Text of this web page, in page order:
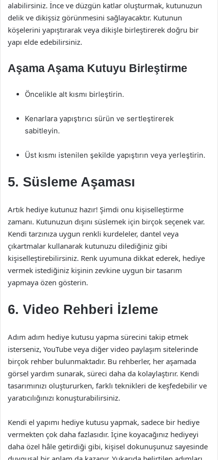
alabilirsiniz. İnce ve düzgün katlar oluşturmak, kutunuzun
delik ve dikişsiz görünmesini sağlayacaktır. Kutunun
köşelerini yapıştırarak veya dikişle birleştirerek doğru bir
yapı elde edebilirsiniz.
Aşama Aşama Kutuyu Birleştirme
Öncelikle alt kısmı birleştirin.
Kenarlara yapıştırıcı sürün ve sertleştirerek
sabitleyin.
Üst kısmı istenilen şekilde yapıştırın veya yerleştirin.
5. Süsleme Aşaması
Artık hediye kutunuz hazır! Şimdi onu kişiselleştirme
zamanı. Kutunuzun dışını süslemek için birçok seçenek var.
Kendi tarzınıza uygun renkli kurdeleler, dantel veya
çıkartmalar kullanarak kutunuzu dilediğiniz gibi
kişiselleştirebilirsiniz. Renk uyumuna dikkat ederek, hediye
vermek istediğiniz kişinin zevkine uygun bir tasarım
yapmaya özen gösterin.
6. Video Rehberi İzleme
Adım adım hediye kutusu yapma sürecini takip etmek
isterseniz, YouTube veya diğer video paylaşım sitelerinde
birçok rehber bulunmaktadır. Bu rehberler, her aşamada
görsel yardım sunarak, süreci daha da kolaylaştırır. Kendi
tasarımınızı oluştururken, farklı teknikleri de keşfedebilir ve
yaratıcılığınızı konuşturabilirsiniz.
Kendi el yapımı hediye kutusu yapmak, sadece bir hediye
vermekten çok daha fazlasıdır. İçine koyacağınız hediyeyi
daha özel hâle getirdiği gibi, kişisel dokunuşunuz sayesinde